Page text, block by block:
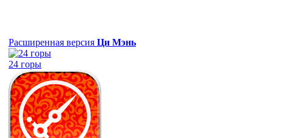
Расширенная версия Ци Мэнь
24 горы